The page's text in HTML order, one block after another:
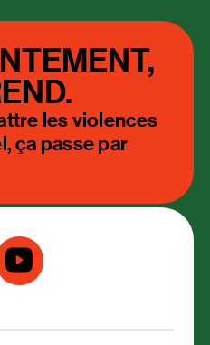
les violences
ça passe par